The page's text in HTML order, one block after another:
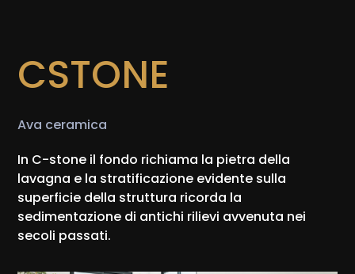
CSTONE
Ava ceramica
In C-stone il fondo richiama la pietra della
lavagna e la stratificazione evidente sulla
superficie della struttura ricorda la
sedimentazione di antichi rilievi avvenuta nei
secoli passati.